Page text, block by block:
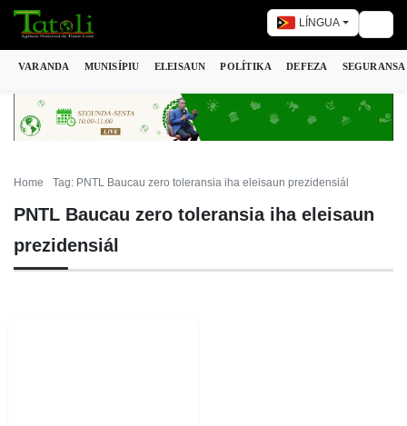
LÍNGUA
VARANDA MUNISÍPIU ELEISAUN POLÍTIKA DEFEZA SEGURANSA
Home Tag: PNTL Baucau zero toleransia iha eleisaun prezidensiál
PNTL Baucau zero toleransia iha eleisaun
prezidensiál